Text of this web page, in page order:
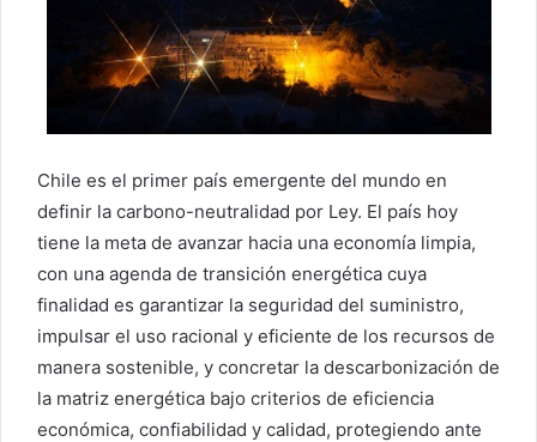
Chile es el primer país emergente del mundo en
definir la carbono-neutralidad por Ley. El país hoy
tiene la meta de avanzar hacia una economía limpia,
con una agenda de transición energética cuya
finalidad es garantizar la seguridad del suministro,
impulsar el uso racional y eficiente de los recursos de
manera sostenible, y concretar la descarbonización de
la matriz energética bajo criterios de eficiencia
económica, confiabilidad y calidad, protegiendo ante